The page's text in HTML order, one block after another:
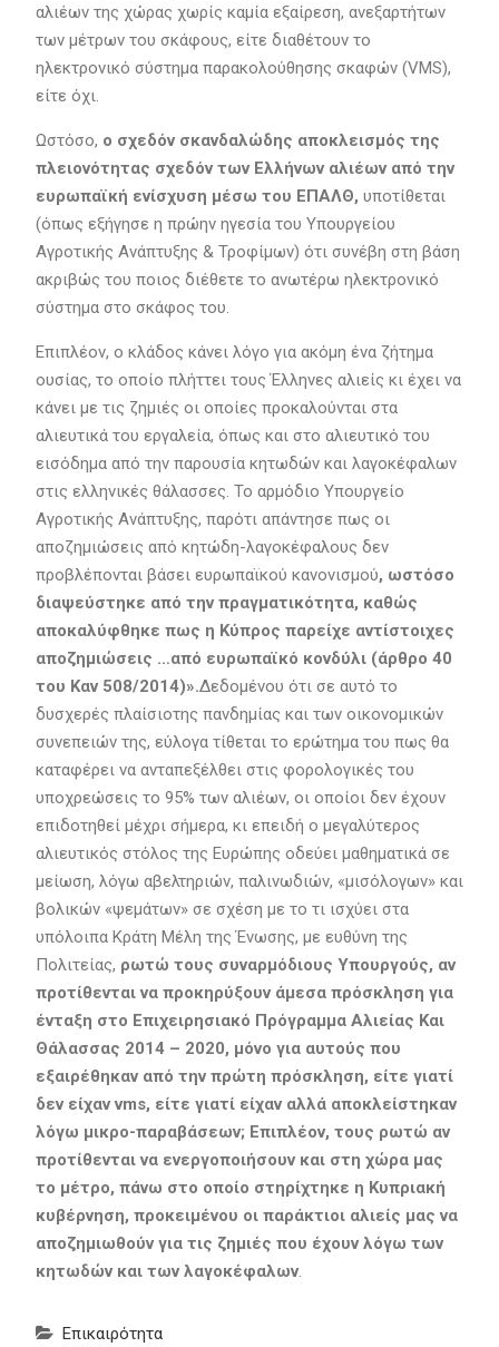
αλιέων της χώρας χωρίς καμία εξαίρεση, ανεξαρτήτων
των μέτρων του σκάφους, είτε διαθέτουν το
ηλεκτρονικό σύστημα παρακολούθησης σκαφών (VMS),
είτε όχι.
Ωστόσο, ο σχεδόν σκανδαλώδης αποκλεισμός της
πλειονότητας σχεδόν των Ελλήνων αλιέων από την
ευρωπαϊκή ενίσχυση μέσω του ΕΠΑΛΘ, υποτίθεται
(όπως εξήγησε η πρώην ηγεσία του Υπουργείου
Αγροτικής Ανάπτυξης & Τροφίμων) ότι συνέβη στη βάση
ακριβώς του ποιος διέθετε το ανωτέρω ηλεκτρονικό
σύστημα στο σκάφος του.
Επιπλέον, ο κλάδος κάνει λόγο για ακόμη ένα ζήτημα
ουσίας, το οποίο πλήττει τους Έλληνες αλιείς κι έχει να
κάνει με τις ζημιές οι οποίες προκαλούνται στα
αλιευτικά του εργαλεία, όπως και στο αλιευτικό του
εισόδημα από την παρουσία κητωδών και λαγοκέφαλων
στις ελληνικές θάλασσες. Το αρμόδιο Υπουργείο
Αγροτικής Ανάπτυξης, παρότι απάντησε πως οι
αποζημιώσεις από κητώδη-λαγοκέφαλους δεν
προβλέπονται βάσει ευρωπαϊκού κανονισμού, ωστόσο
διαψεύστηκε από την πραγματικότητα, καθώς
αποκαλύφθηκε πως η Κύπρος παρείχε αντίστοιχες
αποζημιώσεις …από ευρωπαϊκό κονδύλι (άρθρο 40
του Καν 508/2014)».Δεδομένου ότι σε αυτό το
δυσχερές πλαίσιοτης πανδημίας και των οικονομικών
συνεπειών της, εύλογα τίθεται το ερώτημα του πως θα
καταφέρει να ανταπεξέλθει στις φορολογικές του
υποχρεώσεις το 95% των αλιέων, οι οποίοι δεν έχουν
επιδοτηθεί μέχρι σήμερα, κι επειδή ο μεγαλύτερος
αλιευτικός στόλος της Ευρώπης οδεύει μαθηματικά σε
μείωση, λόγω αβελτηριών, παλινωδιών, «μισόλογων» και
βολικών «ψεμάτων» σε σχέση με το τι ισχύει στα
υπόλοιπα Κράτη Μέλη της Ένωσης, με ευθύνη της
Πολιτείας, ρωτώ τους συναρμόδιους Υπουργούς, αν
προτίθενται να προκηρύξουν άμεσα πρόσκληση για
ένταξη στο Επιχειρησιακό Πρόγραμμα Αλιείας Και
Θάλασσας 2014 – 2020, μόνο για αυτούς που
εξαιρέθηκαν από την πρώτη πρόσκληση, είτε γιατί
δεν είχαν vms, είτε γιατί είχαν αλλά αποκλείστηκαν
λόγω μικρο-παραβάσεων; Επιπλέον, τους ρωτώ αν
προτίθενται να ενεργοποιήσουν και στη χώρα μας
το μέτρο, πάνω στο οποίο στηρίχτηκε η Κυπριακή
κυβέρνηση, προκειμένου οι παράκτιοι αλιείς μας να
αποζημιωθούν για τις ζημιές που έχουν λόγω των
κητωδών και των λαγοκέφαλων.
Επικαιρότητα